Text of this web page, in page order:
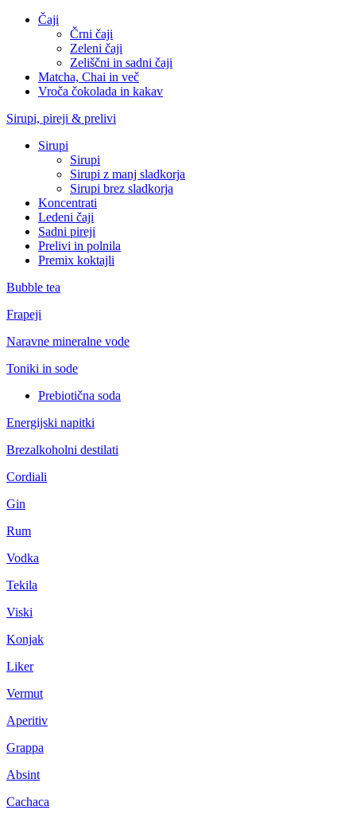
Čaji
Črni čaji
Zeleni čaji
Zeliščni in sadni čaji
Matcha, Chai in več
Vroča čokolada in kakav
Sirupi, pireji & prelivi
Sirupi
Sirupi
Sirupi z manj sladkorja
Sirupi brez sladkorja
Koncentrati
Ledeni čaji
Sadni pireji
Prelivi in polnila
Premix koktajli
Bubble tea
Frapeji
Naravne mineralne vode
Toniki in sode
Prebiotična soda
Energijski napitki
Brezalkoholni destilati
Cordiali
Gin
Rum
Vodka
Tekila
Viski
Konjak
Liker
Vermut
Aperitiv
Grappa
Absint
Cachaca